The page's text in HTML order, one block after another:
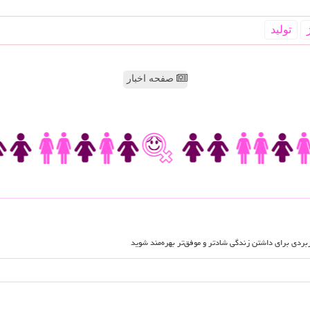
تولید
صفحه اخبار
برای داشتن زندگی شادتر و موفق‌تر بهره‌مند شوید